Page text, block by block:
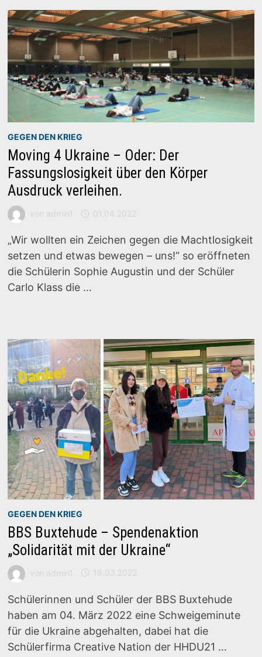
GEGEN DEN KRIEG
Moving 4 Ukraine – Oder: Der
Fassungslosigkeit über den Körper
Ausdruck verleihen.
von admin1 01.04.2022
„Wir wollten ein Zeichen gegen die Machtlosigkeit
setzen und etwas bewegen – uns!“ so eröffneten
die Schülerin Sophie Augustin und der Schüler
Carlo Klass die …
GEGEN DEN KRIEG
BBS Buxtehude – Spendenaktion
„Solidarität mit der Ukraine“
von admin1 18.03.2022
Schülerinnen und Schüler der BBS Buxtehude
haben am 04. März 2022 eine Schweigeminute
für die Ukraine abgehalten, dabei hat die
Schülerfirma Creative Nation der HHDU21 …